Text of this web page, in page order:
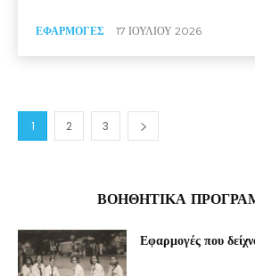
ΕΦΑΡΜΟΓΈΣ 17 ΙΟΥΛΊΟΥ 2026
1 2 3
ΒΟΗΘΗΤΙΚΆ
Εφαρμογές που